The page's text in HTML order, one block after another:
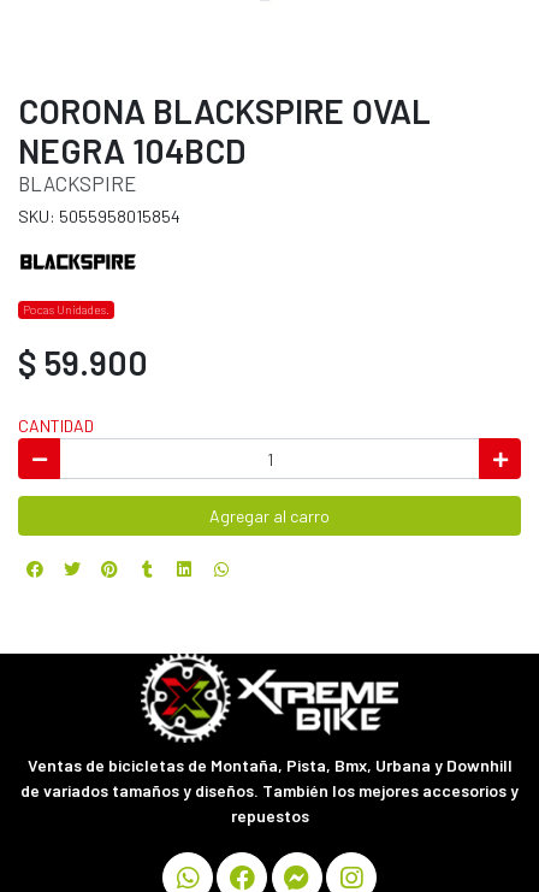
CORONA BLACKSPIRE OVAL
NEGRA 104BCD
BLACKSPIRE
SKU: 5055958015854
Pocas Unidades.
$ 59.900
CANTIDAD
Agregar al carro
Ventas de bicicletas de Montaña, Pista, Bmx, Urbana y Downhill
de variados tamaños y diseños. También los mejores accesorios y
repuestos